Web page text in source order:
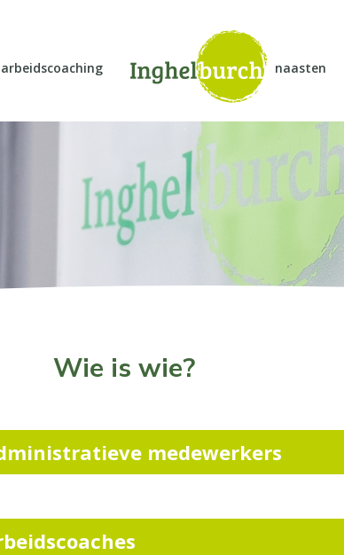
arbeidscoaching naasten
Wie is wie?
medewerkers